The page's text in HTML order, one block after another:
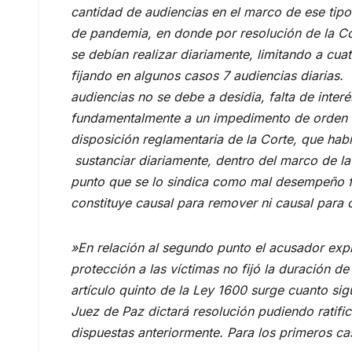
cantidad de audiencias en el marco de ese
de pandemia, en donde por resolución de la
se debían realizar diariamente, limitando a
fijando en algunos casos 7 audiencias
audiencias no se debe a desidia, falta de
fundamentalmente a un impedimento de
disposición reglamentaria de la Corte, que
sustanciar diariamente, dentro del marco de
punto que se lo sindica como mal
constituye causal para remover ni causal
»En relación al segundo punto el acusador
protección a las víctimas no fijó la duración
artículo quinto de la Ley 1600 surge cuanto
Juez de Paz dictará resolución pudiendo
dispuestas anteriormente. Para los primeros